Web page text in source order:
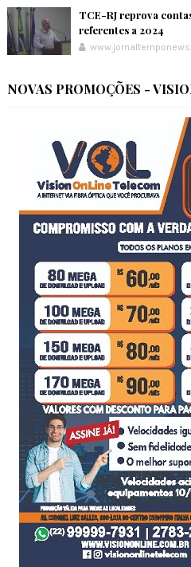
TCE-RJ reprova
referentes a 2024
NOVAS PROMOÇÕES -